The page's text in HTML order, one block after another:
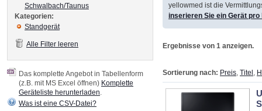
yellowmed ist die
inserieren Sie ein Gerät
Ergebnisse von 1 anzeigen.
Sortierung nach: Preis Titel
Schwalbach/Taunus
Kategorien:
Standgerät
Alle Filter leeren
Das komplette Angebot in Tabellenform
(z.B. mit MS Excel öffnen) Komplette
Geräteliste herunterladen
Was ist eine CSV-Datei?